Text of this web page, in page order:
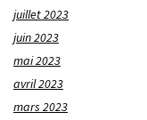
juillet 2023
juin 2023
mai 2023
avril 2023
mars 2023